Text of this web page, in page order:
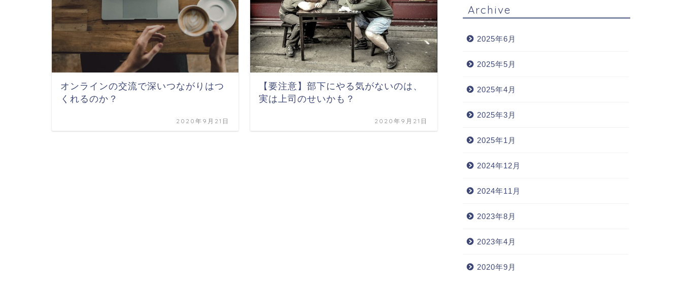
オンラインの交流で深いつながりはつ
くれるのか？
2020年9月21日
【要注意】部下にやる気がないのは、
実は上司のせいかも？
2020年9月21日
Archive
2025年6月
2025年5月
2025年4月
2025年3月
2025年1月
2024年12月
2024年11月
2023年8月
2023年4月
2020年9月